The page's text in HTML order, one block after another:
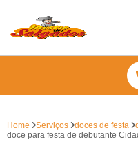
Home Serviços doces de festa
doce para festa de debutante